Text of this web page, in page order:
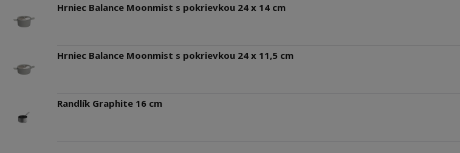
Hrniec Balance Moonmist s pokrievkou 24 x 14 cm
Hrniec Balance Moonmist s pokrievkou 24 x 11,5 cm
Randlík Graphite 16 cm